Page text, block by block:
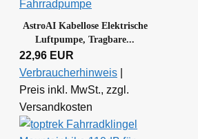
AstroAI Kabellose Elektrische
Luftpumpe, Tragbare...
22,96 EUR
Verbraucherhinweis
Preis inkl. MwSt., zzgl.
Versandkosten